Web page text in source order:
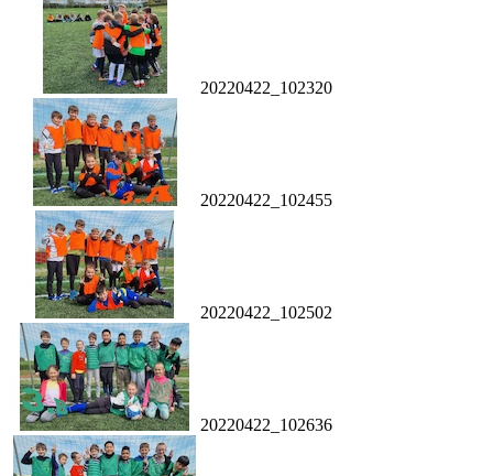
20220422_102320
20220422_102455
20220422_102502
20220422_102636